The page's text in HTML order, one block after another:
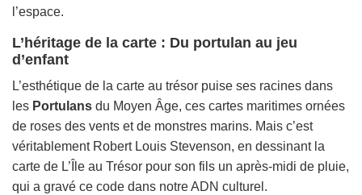
l’espace.
L’héritage de la carte : Du portulan au jeu
d’enfant
L’esthétique de la carte au trésor puise ses racines dans
les Portulans du Moyen Âge, ces cartes maritimes ornées
de roses des vents et de monstres marins. Mais c’est
véritablement Robert Louis Stevenson, en dessinant la
carte de L’Île au Trésor pour son fils un après-midi de pluie,
qui a gravé ce code dans notre ADN culturel.